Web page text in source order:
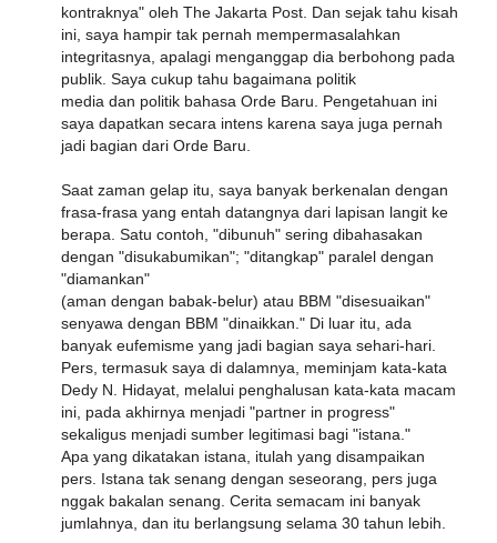
kontraknya" oleh The Jakarta Post. Dan sejak tahu kisah
ini, saya hampir tak pernah mempermasalahkan
integritasnya, apalagi menganggap dia berbohong pada
publik. Saya cukup tahu bagaimana politik
media dan politik bahasa Orde Baru. Pengetahuan ini
saya dapatkan secara intens karena saya juga pernah
jadi bagian dari Orde Baru.
Saat zaman gelap itu, saya banyak berkenalan dengan
frasa-frasa yang entah datangnya dari lapisan langit ke
berapa. Satu contoh, "dibunuh" sering dibahasakan
dengan "disukabumikan"; "ditangkap" paralel dengan
"diamankan"
(aman dengan babak-belur) atau BBM "disesuaikan"
senyawa dengan BBM "dinaikkan." Di luar itu, ada
banyak eufemisme yang jadi bagian saya sehari-hari.
Pers, termasuk saya di dalamnya, meminjam kata-kata
Dedy N. Hidayat, melalui penghalusan kata-kata macam
ini, pada akhirnya menjadi "partner in progress"
sekaligus menjadi sumber legitimasi bagi "istana."
Apa yang dikatakan istana, itulah yang disampaikan
pers. Istana tak senang dengan seseorang, pers juga
nggak bakalan senang. Cerita semacam ini banyak
jumlahnya, dan itu berlangsung selama 30 tahun lebih.